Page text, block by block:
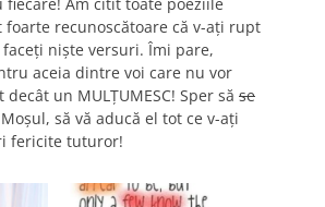
foarte recunoscătoare că v-ați rupt
niște versuri. Îmi pare,
aceia dintre voi care nu vor
un MULȚUMESC! Sper să se
să vă aducă el tot ce v-ați
fericite tuturor!